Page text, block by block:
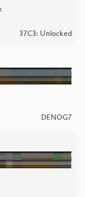
37C3: Unlocked
DENOG7